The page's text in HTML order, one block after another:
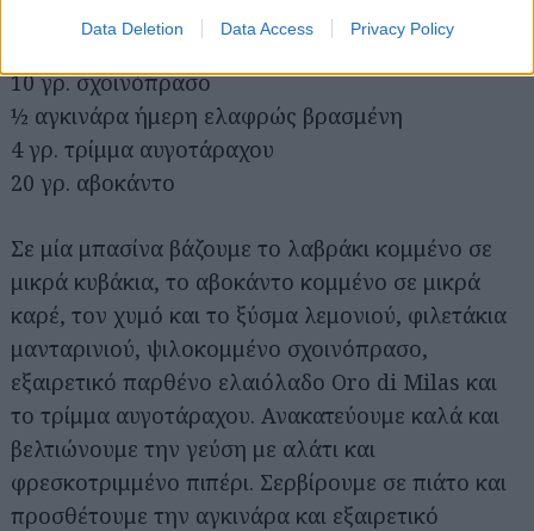
Data Deletion Data Access Privacy Policy
1 τεμ. μανταρίνι
10 γρ. σχοινόπρασο
½ αγκινάρα ήμερη ελαφρώς βρασμένη
4 γρ. τρίμμα αυγοτάραχου
20 γρ. αβοκάντο
Σε μία μπασίνα βάζουμε το λαβράκι κομμένο σε
μικρά κυβάκια, το αβοκάντο κομμένο σε μικρά
καρέ, τον χυμό και το ξύσμα λεμονιού, φιλετάκια
μανταρινιού, ψιλοκομμένο σχοινόπρασο,
εξαιρετικό παρθένο ελαιόλαδο Oro di Milas και
το τρίμμα αυγοτάραχου. Ανακατεύουμε καλά και
βελτιώνουμε την γεύση με αλάτι και
φρεσκοτριμμένο πιπέρι. Σερβίρουμε σε πιάτο και
προσθέτουμε την αγκινάρα και εξαιρετικό